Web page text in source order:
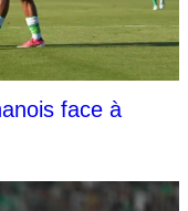
face à